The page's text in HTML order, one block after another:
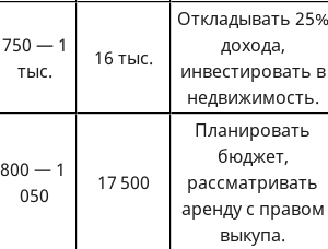
750 — 1
тыс.
16 тыс.
Откладывать 25%
дохода,
инвестировать в
недвижимость.
800 — 1
050
17 500
Планировать
бюджет,
рассматривать
аренду с правом
выкупа.